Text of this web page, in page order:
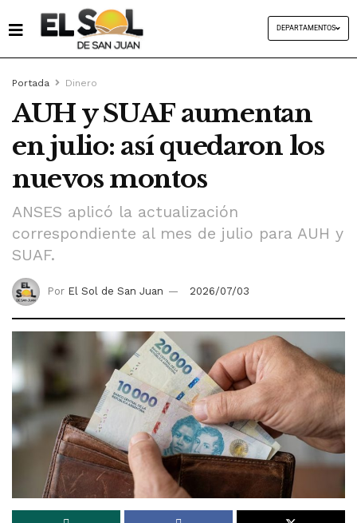
DEPARTAMENTOS
Portada Dinero
AUH y SUAF aumentan
en julio: así quedaron los
nuevos montos
ANSES aplicó la actualización
correspondiente al mes de julio para AUH y
SUAF.
Por El Sol de San Juan 2026/07/03